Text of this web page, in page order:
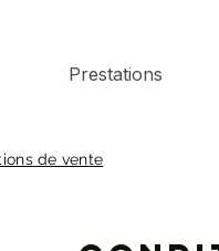
Prestations
de vente